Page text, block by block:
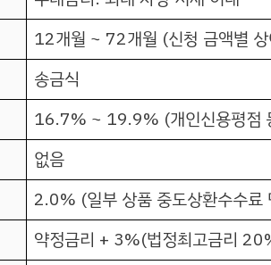
12개월 ~ 72개월 (신청 금액별
송금식
16.7% ~ 19.9% (개인신용평점
없음
2.0% (일부 상품 중도상환수수료
약정금리 + 3%(법정최고금리